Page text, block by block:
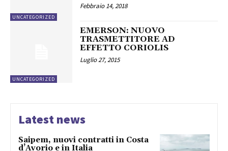
UNCATEGORIZED
Febbraio 14, 2018
UNCATEGORIZED
EMERSON: NUOVO
TRASMETTITORE AD
EFFETTO CORIOLIS
Luglio 27, 2015
Latest news
Saipem, nuovi contratti in Costa
d’Avorio e in Italia